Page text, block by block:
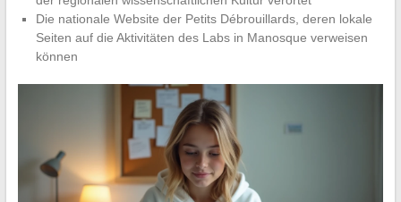
Die nationale Website der Petits Débrouillards, deren lokale
Seiten auf die Aktivitäten des Labs in Manosque verweisen
können